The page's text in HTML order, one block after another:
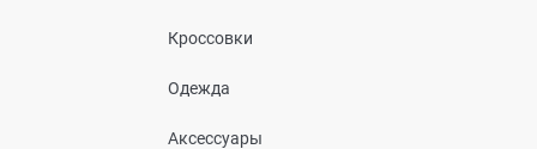
Кроссовки
Одежда
Аксессуары